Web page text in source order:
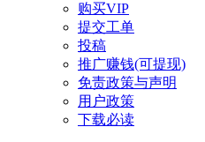
购买VIP
提交工单
投稿
推广赚钱(可提现)
免责政策与声明
用户政策
下载必读